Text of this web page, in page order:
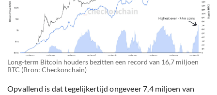
Long-term Bitcoin houders bezitten een record van 16,7 miljoen
BTC (Bron: Checkonchain)
Opvallend is dat tegelijkertijd ongeveer 7,4 miljoen van